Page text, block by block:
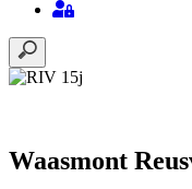
Waasmont